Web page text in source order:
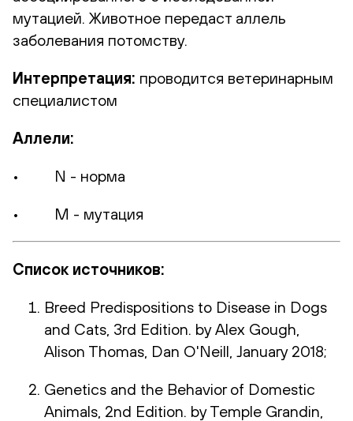
мутацией. Животное передаст аллель
заболевания потомству.
Интерпретация: проводится ветеринарным
специалистом
Аллели:
• N - норма
• M - мутация
Список источников:
Breed Predispositions to Disease in Dogs
and Cats, 3rd Edition. by Alex Gough,
Alison Thomas, Dan O'Neill, January 2018;
Genetics and the Behavior of Domestic
Animals, 2nd Edition. by Temple Grandin,